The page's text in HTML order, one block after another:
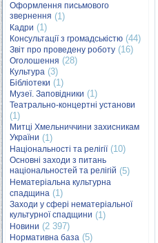
Оформлення письмового
звернення (1)
Кадри (1)
Консультації з громадськістю (44)
Звіт про проведену роботу (16)
Оголошення (28)
Культура (3)
Бібліотеки (1)
Музеї. Заповідники (1)
Театрально-концертні установи
(1)
Митці Хмельниччини захисникам
України (1)
Національності та релігії(10)
Основні заходи з питань
національностей та релігій (5)
Нематеріальна культурна
спадщина (1)
Заходи у сфері нематеріальної
культурної спадщини (1)
Новини (2 397)
Нормативна база (5)